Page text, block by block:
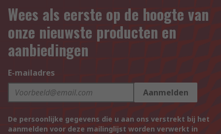
Wees als eerste op de hoogte van
onze nieuwste producten en
aanbiedingen
E-mailadres
Aanmelden
De persoonlijke gegevens die u aan ons verstrekt bij het
aanmelden voor deze mailinglijst worden verwerkt in